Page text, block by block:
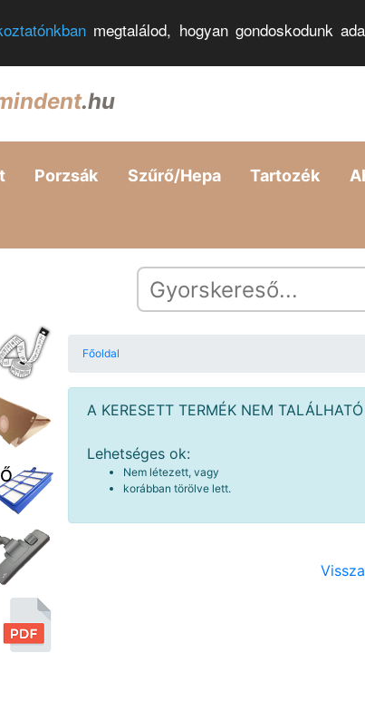
megtalálod, hogyan gondoskodunk
.hu
Porzsák Szűrő/Hepa Tartozék
Főoldal
A KERESETT TERMÉK NEM
Lehetséges ok:
Nem létezett, vagy
korábban törölve lett.